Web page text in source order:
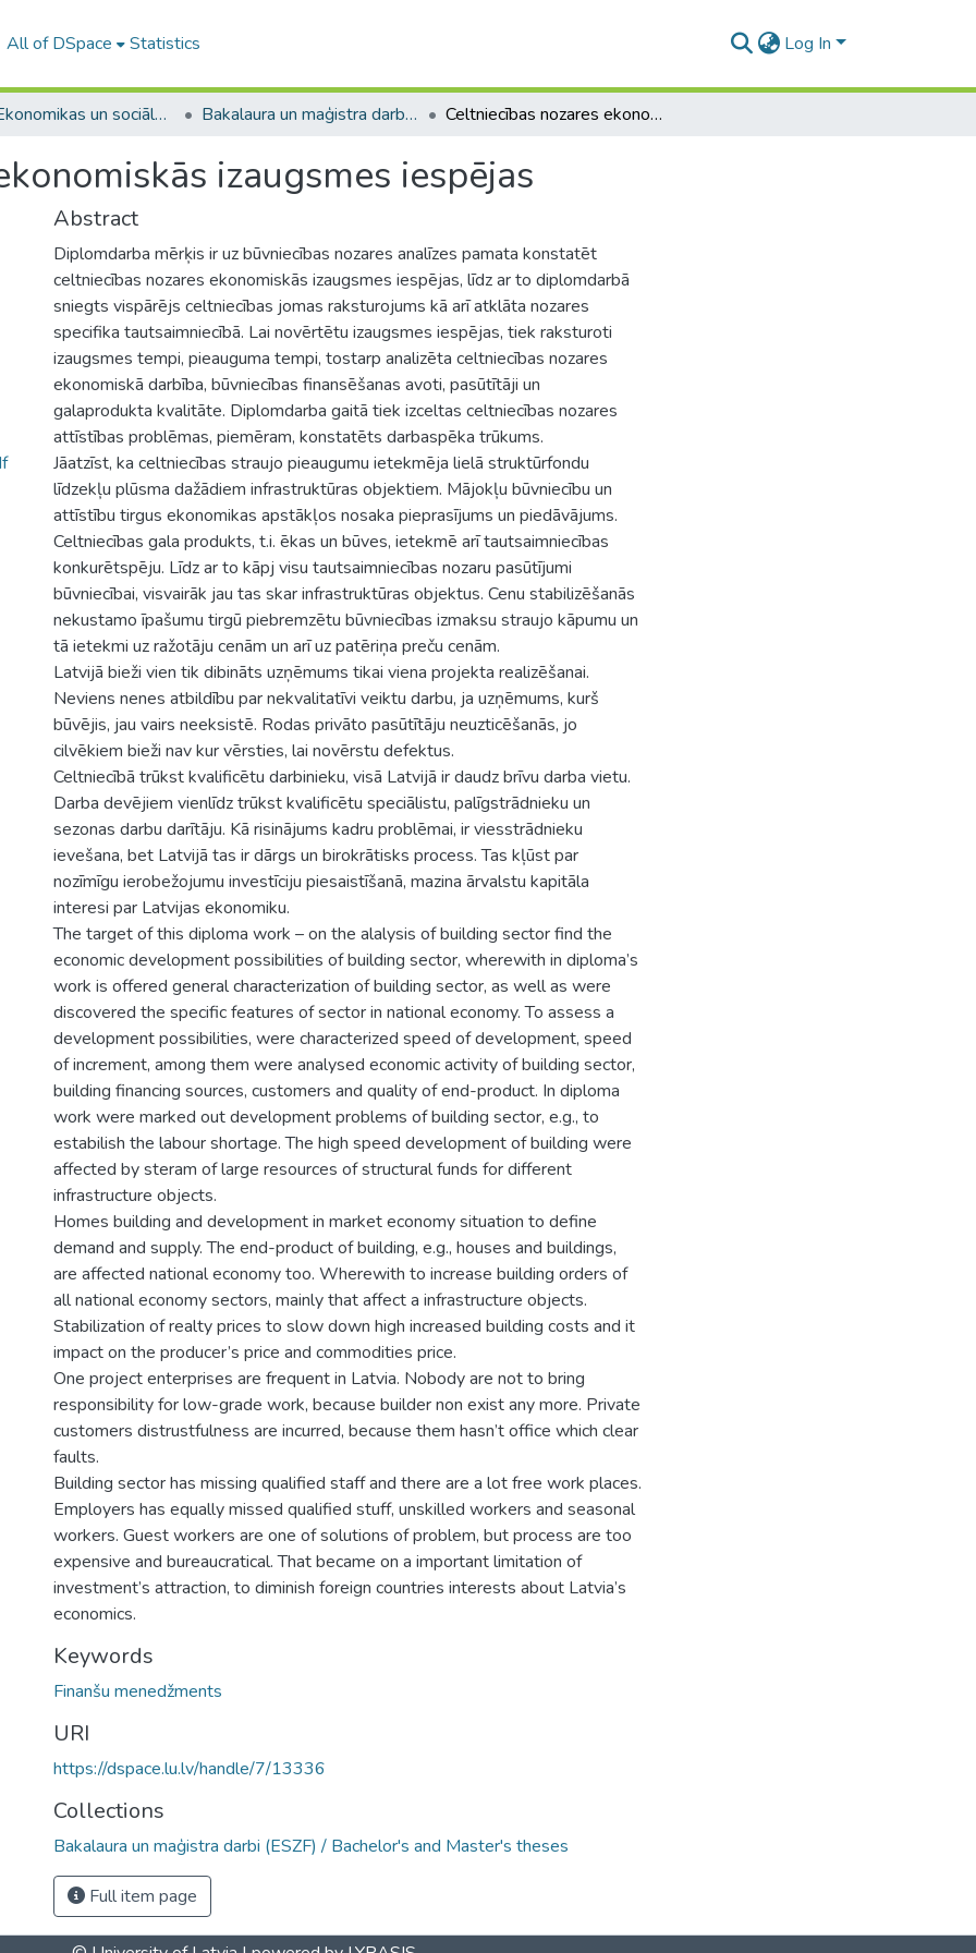
All of DSpace Statistics Log In
A -- Ekonomikas un sociālo zinātņu fakultāte / Faculty of Economics and Social Sciences Bakalaura un maģistra darbi (ESZF) / Bachelor's and Master's theses Celtniecības nozares ekonomiskās izaugsmes iespējas
izaugsmes iespējas
Abstract
Diplomdarba mērķis ir uz būvniecības nozares analīzes pamata konstatēt
celtniecības nozares ekonomiskās izaugsmes iespējas, līdz ar to diplomdarbā
sniegts vispārējs celtniecības jomas raksturojums kā arī atklāta nozares
specifika tautsaimniecībā. Lai novērtētu izaugsmes iespējas, tiek raksturoti
izaugsmes tempi, pieauguma tempi, tostarp analizēta celtniecības nozares
ekonomiskā darbība, būvniecības finansēšanas avoti, pasūtītāji un
galaprodukta kvalitāte. Diplomdarba gaitā tiek izceltas celtniecības nozares
attīstības problēmas, piemēram, konstatēts darbaspēka trūkums.
Jāatzīst, ka celtniecības straujo pieaugumu ietekmēja lielā struktūrfondu
līdzekļu plūsma dažādiem infrastruktūras objektiem. Mājokļu būvniecību un
attīstību tirgus ekonomikas apstākļos nosaka pieprasījums un piedāvājums.
Celtniecības gala produkts, t.i. ēkas un būves, ietekmē arī tautsaimniecības
konkurētspēju. Līdz ar to kāpj visu tautsaimniecības nozaru pasūtījumi
būvniecībai, visvairāk jau tas skar infrastruktūras objektus. Cenu stabilizēšanās
nekustamo īpašumu tirgū piebremzētu būvniecības izmaksu straujo kāpumu un
tā ietekmi uz ražotāju cenām un arī uz patēriņa preču cenām.
Latvijā bieži vien tik dibināts uzņēmums tikai viena projekta realizēšanai.
Neviens nenes atbildību par nekvalitatīvi veiktu darbu, ja uzņēmums, kurš
būvējis, jau vairs neeksistē. Rodas privāto pasūtītāju neuzticēšanās, jo
cilvēkiem bieži nav kur vērsties, lai novērstu defektus.
Celtniecībā trūkst kvalificētu darbinieku, visā Latvijā ir daudz brīvu darba vietu.
Darba devējiem vienlīdz trūkst kvalificētu speciālistu, palīgstrādnieku un
sezonas darbu darītāju. Kā risinājums kadru problēmai, ir viesstrādnieku
ievešana, bet Latvijā tas ir dārgs un birokrātisks process. Tas kļūst par
nozīmīgu ierobežojumu investīciju piesaistīšanā, mazina ārvalstu kapitāla
interesi par Latvijas ekonomiku.
The target of this diploma work – on the alalysis of building sector find the
economic development possibilities of building sector, wherewith in diploma’s
work is offered general characterization of building sector, as well as were
discovered the specific features of sector in national economy. To assess a
development possibilities, were characterized speed of development, speed
of increment, among them were analysed economic activity of building sector,
building financing sources, customers and quality of end-product. In diploma
work were marked out development problems of building sector, e.g., to
estabilish the labour shortage. The high speed development of building were
affected by steram of large resources of structural funds for different
infrastructure objects.
Homes building and development in market economy situation to define
demand and supply. The end-product of building, e.g., houses and buildings,
are affected national economy too. Wherewith to increase building orders of
all national economy sectors, mainly that affect a infrastructure objects.
Stabilization of realty prices to slow down high increased building costs and it
impact on the producer’s price and commodities price.
One project enterprises are frequent in Latvia. Nobody are not to bring
responsibility for low-grade work, because builder non exist any more. Private
customers distrustfulness are incurred, because them hasn’t office which clear
faults.
Building sector has missing qualified staff and there are a lot free work places.
Employers has equally missed qualified stuff, unskilled workers and seasonal
workers. Guest workers are one of solutions of problem, but process are too
expensive and bureaucratical. That became on a important limitation of
investment’s attraction, to diminish foreign countries interests about Latvia’s
economics.
Keywords
Finanšu menedžments
URI
https://dspace.lu.lv/handle/7/13336
Collections
Bakalaura un maģistra darbi (ESZF) / Bachelor's and Master's theses
Full item page